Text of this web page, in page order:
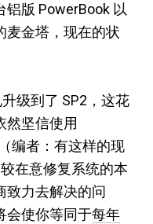
版 PowerBook 以
麦金塔，现在的状
级到了 SP2，这花
然坚信使用
编者：有这样的现
在意修复系统的本
致力去解决的问
会使你等同于每年